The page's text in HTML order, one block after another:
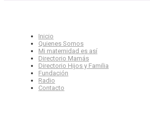
Inicio
Quienes Somos
Mi maternidad es así
Directorio Mamás
Directorio Hijos y Familia
Fundación
Radio
Contacto